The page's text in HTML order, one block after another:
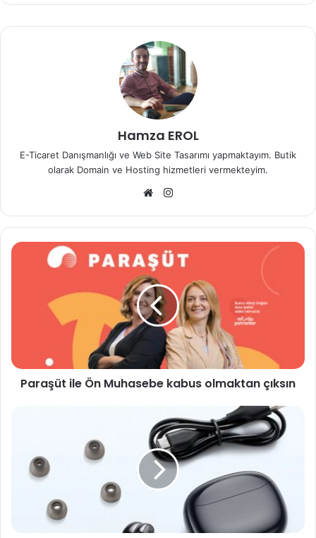
Hamza EROL
E-Ticaret Danışmanlığı ve Web Site Tasarımı yapmaktayım. Butik
olarak Domain ve Hosting hizmetleri vermekteyim.
Web
Paraşüt
Paraşüt ile Ön Muhasebe kabus olmaktan çıksın
Güven
Veren
Kablosuz